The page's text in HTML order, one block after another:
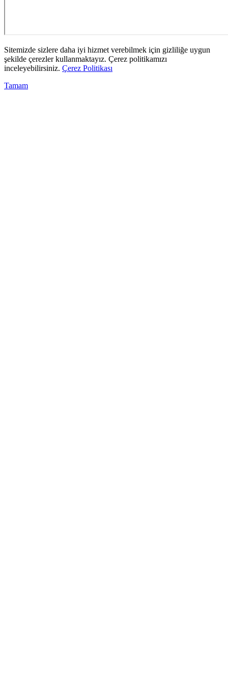
Sitemizde sizlere daha iyi hizmet verebilmek için gizliliğe uygun
şekilde çerezler kullanmaktayız. Çerez politikamızı
inceleyebilirsiniz. Çerez Politikası
Tamam